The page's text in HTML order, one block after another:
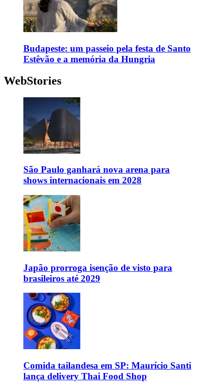
Budapeste: um passeio pela festa de Santo
Estêvão e a memória da Hungria
WebStories
São Paulo ganhará nova arena para
shows internacionais em 2028
Japão prorroga isenção de visto para
brasileiros até 2029
Comida tailandesa em SP: Maurício Santi
lança delivery Thai Food Shop